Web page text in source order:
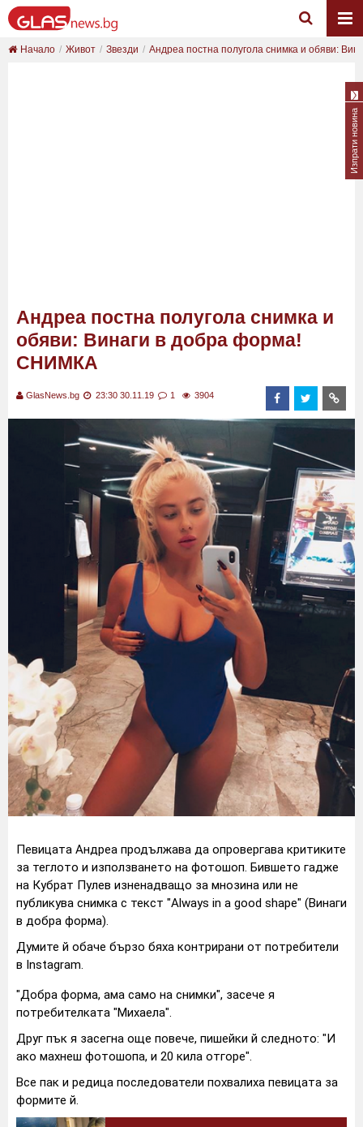
Начало Живот Звезди Андреа постна полугола снимка и обяви:
Андреа постна полугола снимка и
обяви: Винаги в добра форма!
СНИМКА
GlasNews.bg 23:30 30.11.19 1 3904
Певицата Андреа продължава да опровергава критиките
за теглото и използването на фотошоп. Бившето гадже
на Кубрат Пулев изненадващо за мнозина или не
публикува снимка с текст "Always in a good shape" (Винаги
в добра форма).
Думите й обаче бързо бяха контрирани от потребители
в Instagram.
"Добра форма, ама само на снимки", засече я
потребителката "Михаела".
Друг пък я засегна още повече, пишейки й следното: "И
ако махнеш фотошопа, и 20 кила отгоре".
Все пак и редица последователи похвалиха певицата за
формите й.
Изпрати новина